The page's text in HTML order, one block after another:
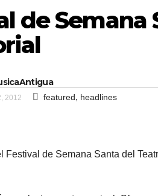
de Semana
2012 featured, headlines
Festival de Semana Santa del